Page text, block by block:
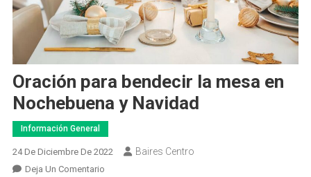
Oración para bendecir la mesa en
Nochebuena y Navidad
Información General
24 De Diciembre De 2022 Baires Centro
Deja Un ComentarioEn